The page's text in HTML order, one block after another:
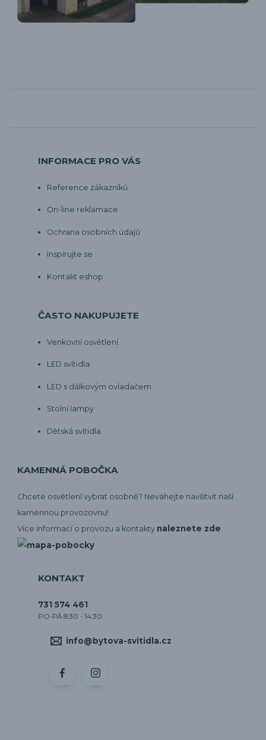
INFORMACE PRO VÁS
Reference zákazníků
On-line reklamace
Ochrana osobních údajů
Inspirujte se
Kontakt eshop
ČASTO NAKUPUJETE
Venkovní osvětlení
LED svítidla
LED s dálkovým ovladačem
Stolní lampy
Dětská svítidla
KAMENNÁ POBOČKA
Chcete osvětlení vybrat osobně? Neváhejte navšítvit naší
kamennou provozovnu!
Více informací o provozu a kontakty naleznete zde
KONTAKT
731 574 461
PO-PÁ 8:30 - 14:30
info@bytova-svitidla.cz